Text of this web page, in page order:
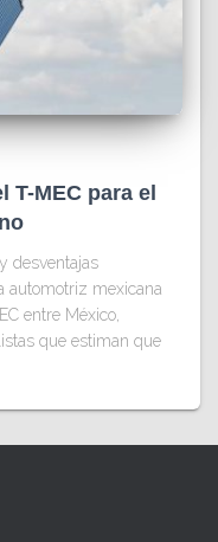
T-MEC para el
desventajas
automotriz mexicana
entre México,
que estiman que